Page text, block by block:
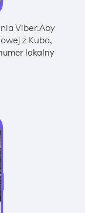
Viber.Aby
z Kuba,
lokalny